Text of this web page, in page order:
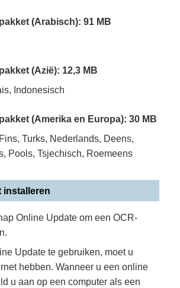
(Arabisch): 91 MB
(Azië): 12,3 MB
Indonesisch
(Amerika en Europa): 30 MB
Turks, Nederlands, Deens,
Pools, Tsjechisch, Roemeens
installeren
Online Update om een OCR-
Update te gebruiken, moet u
hebben. Wanneer u een online
u aan op een computer als een